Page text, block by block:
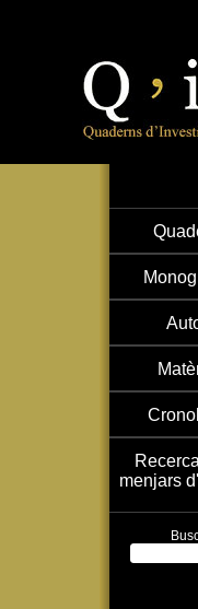
menjars